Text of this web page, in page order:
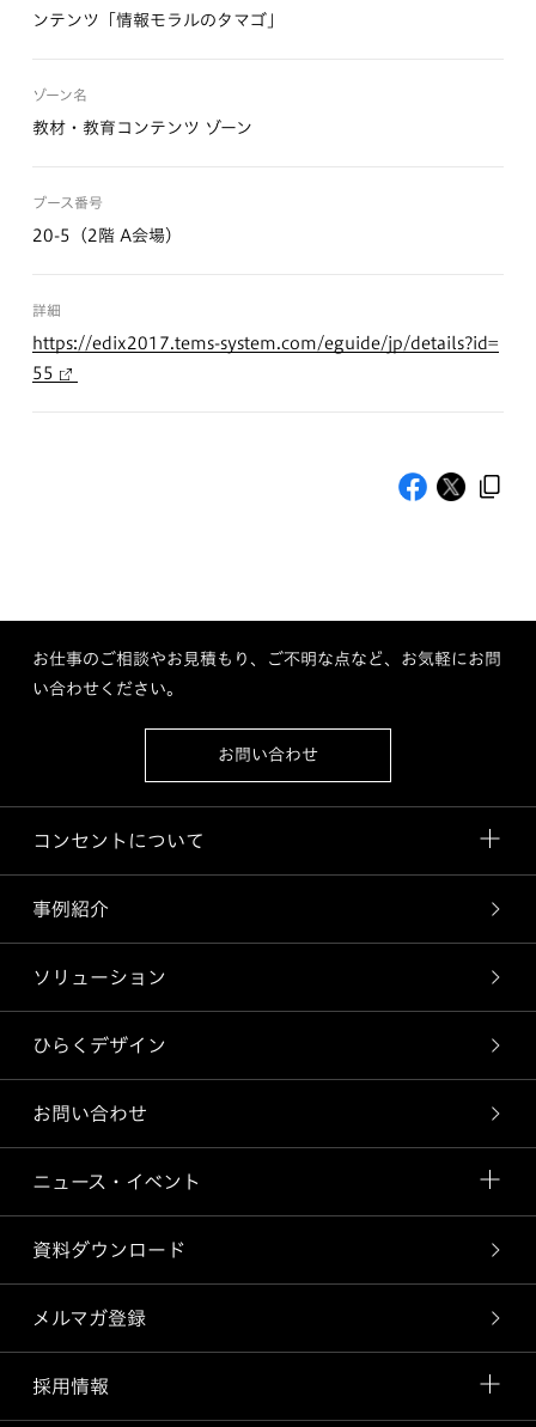
ンテンツ「情報モラルのタマゴ」
ゾーン名
教材・教育コンテンツ ゾーン
ブース番号
20-5（2階 A会場）
詳細
https://edix2017.tems-system.com/eguide/jp/details?id=
55
お仕事のご相談やお見積もり、ご不明な点など、お気軽にお問
い合わせください。
お問い合わせ
コンセントについて
事例紹介
ソリューション
ひらくデザイン
お問い合わせ
ニュース・イベント
資料ダウンロード
メルマガ登録
採用情報